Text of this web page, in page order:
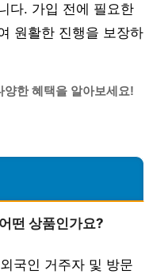
다. 가입 전에 필요한
원활한 진행을 보장하
한 혜택을 알아보세요!
떤 상품인가요?
국인 거주자 및 방문